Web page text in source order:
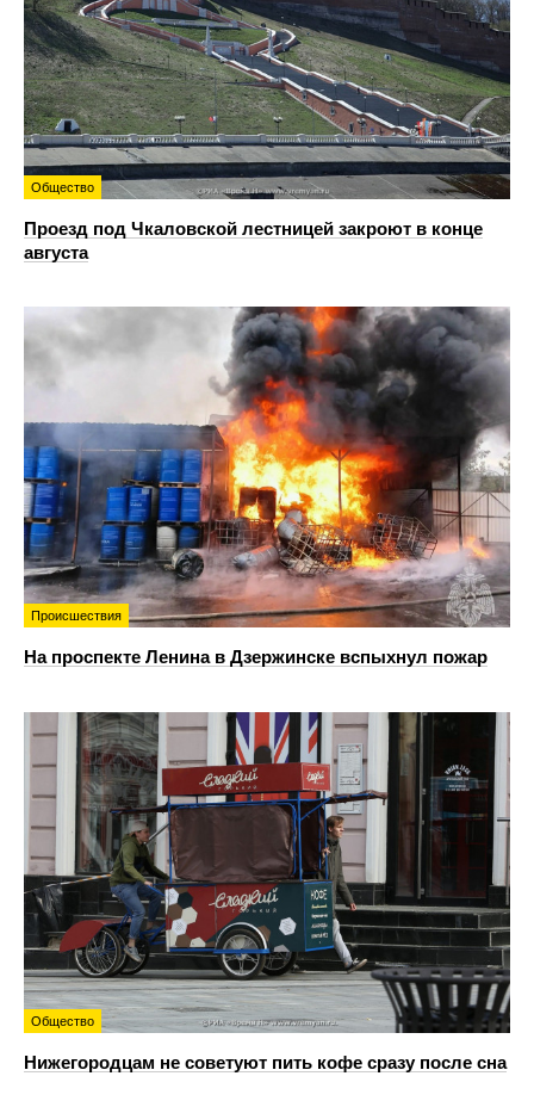
Общество
Проезд под Чкаловской лестницей закроют в конце
августа
Происшествия
На проспекте Ленина в Дзержинске вспыхнул пожар
Общество
Нижегородцам не советуют пить кофе сразу после сна